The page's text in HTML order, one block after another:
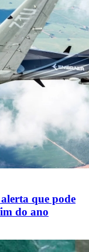
que pode
do ano